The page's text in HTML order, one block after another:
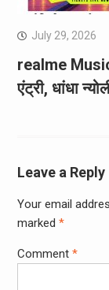
July 29, 2026
realme Music
एंट्री, धांधा
Leave a Reply
Your email
marked *
Comment *